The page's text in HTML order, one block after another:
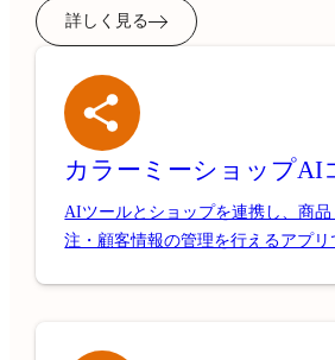
詳しく見る
カラーミーショップAI
AIツールとショップを連携し、商品
注・顧客情報の管理を行えるアプリ